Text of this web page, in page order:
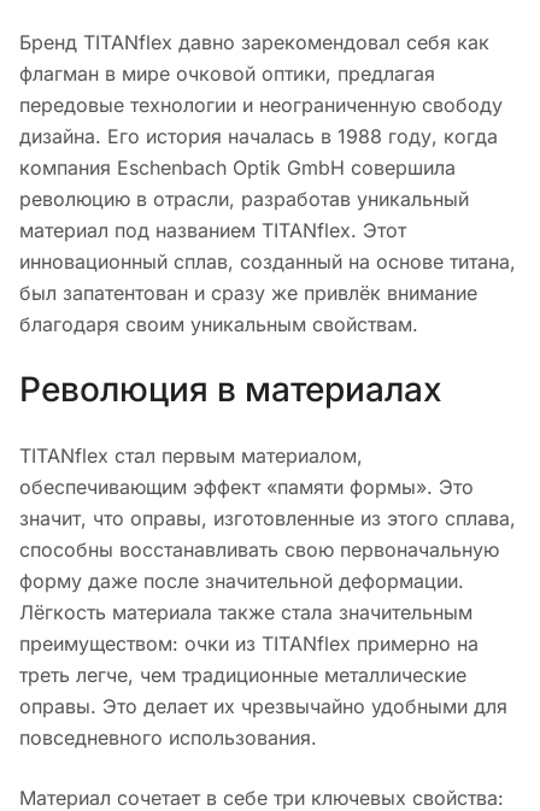
Бренд TITANflex давно зарекомендовал себя как
флагман в мире очковой оптики, предлагая
передовые технологии и неограниченную свободу
дизайна. Его история началась в 1988 году, когда
компания Eschenbach Optik GmbH совершила
революцию в отрасли, разработав уникальный
материал под названием TITANflex. Этот
инновационный сплав, созданный на основе титана,
был запатентован и сразу же привлёк внимание
благодаря своим уникальным свойствам.
Революция в материалах
TITANflex стал первым материалом,
обеспечивающим эффект «памяти формы». Это
значит, что оправы, изготовленные из этого сплава,
способны восстанавливать свою первоначальную
форму даже после значительной деформации.
Лёгкость материала также стала значительным
преимуществом: очки из TITANflex примерно на
треть легче, чем традиционные металлические
оправы. Это делает их чрезвычайно удобными для
повседневного использования.
Материал сочетает в себе три ключевых свойства: